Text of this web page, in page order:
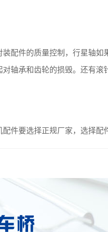
配件的质量控制，行星轴
轴承和齿轮的损毁。还有
件要选择正规厂家，选择配